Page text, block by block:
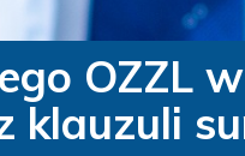
OZZL
klauzuli